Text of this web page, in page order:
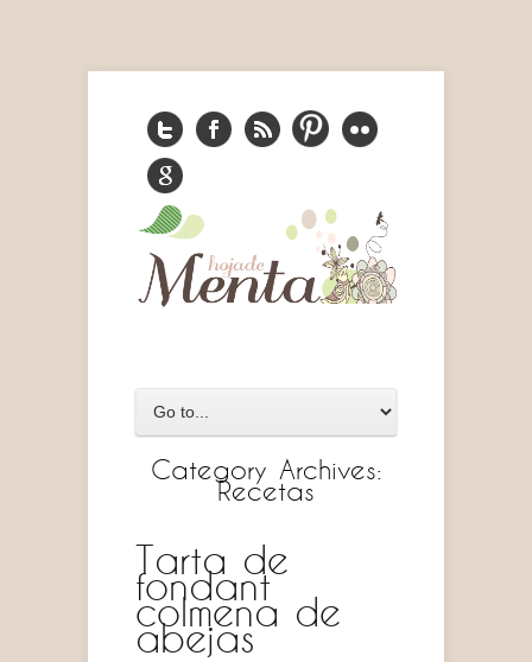
Category Archives:
Recetas
Tarta de
fondant
colmena de
abejas